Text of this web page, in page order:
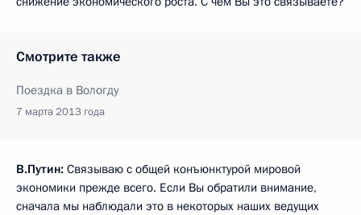
Смотрите также
Поездка в Вологду
7 марта 2013 года
В.Путин: Связываю с общей конъюнктурой мировой
экономики прежде всего. Если Вы обратили внимание,
сначала мы наблюдали это в некоторых наших ведущих